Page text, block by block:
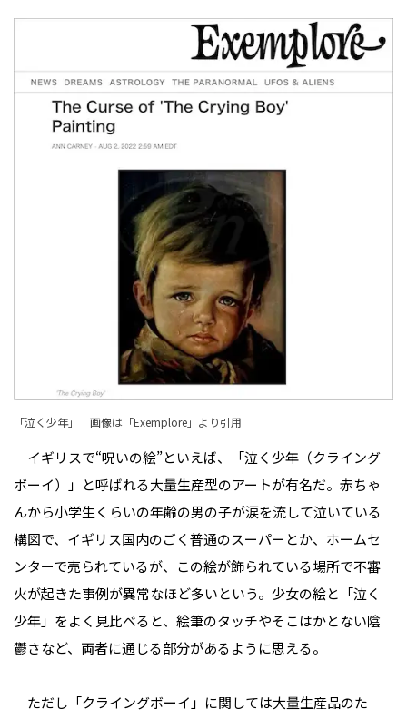
「泣く少年」 画像は「Exemplore」より引用
イギリスで“呪いの絵”といえば、「泣く少年（クライング
ボーイ）」と呼ばれる大量生産型のアートが有名だ。赤ちゃ
んから小学生くらいの年齢の男の子が涙を流して泣いている
構図で、イギリス国内のごく普通のスーパーとか、ホームセ
ンターで売られているが、この絵が飾られている場所で不審
火が起きた事例が異常なほど多いという。少女の絵と「泣く
少年」をよく見比べると、絵筆のタッチやそこはかとない陰
鬱さなど、両者に通じる部分があるように思える。
ただし「クライングボーイ」に関しては大量生産品のた